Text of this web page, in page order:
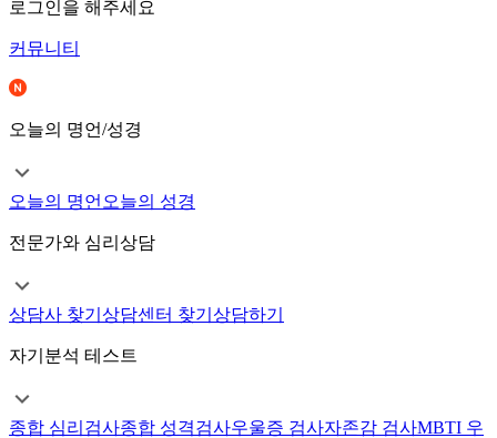
로그인을 해주세요
커뮤니티
오늘의 명언/성경
오늘의 명언 오늘의 성경
전문가와 심리상담
상담사 찾기 상담센터 찾기 상담하기
자기분석 테스트
종합 심리검사종합 성격검사우울증 검사자존감 검사MBTI 우